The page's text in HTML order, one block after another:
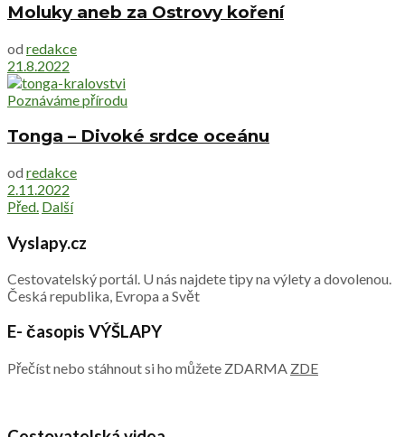
Moluky aneb za Ostrovy koření
od redakce
21.8.2022
Poznáváme přírodu
Tonga – Divoké srdce oceánu
od redakce
2.11.2022
Před. Další
Vyslapy.cz
Cestovatelský portál. U nás najdete tipy na výlety a dovolenou.
Česká republika, Evropa a Svět
E- časopis VÝŠLAPY
Přečíst nebo stáhnout si ho můžete ZDARMA ZDE